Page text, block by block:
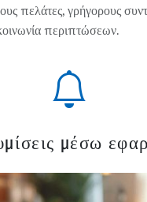
πελάτες, γρήγορους
περιπτώσεων.
μέσω